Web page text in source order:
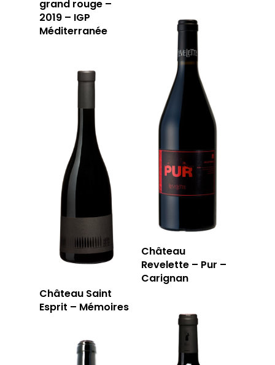
grand rouge –
2019 – IGP
Méditerranée
Château
Revelette – Pur –
Carignan
Château Saint
Esprit – Mémoires